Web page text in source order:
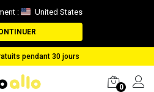
: United States
en cas de perte de colis
0